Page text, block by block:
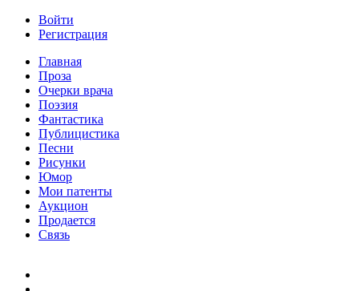
Войти
Регистрация
Главная
Проза
Очерки врача
Поэзия
Фантастика
Публицистика
Песни
Рисунки
Юмор
Мои патенты
Аукцион
Продается
Связь